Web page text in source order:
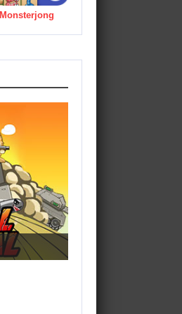
Monsterjong